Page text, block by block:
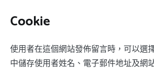
Cookie
使用者在這個網站發佈留言時，可以選
中儲存使用者姓名、電子郵件地址及網